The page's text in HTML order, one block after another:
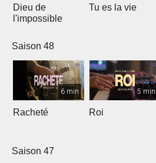
Dieu de
l'impossible
Tu es la vie
Saison 48
6 min
Racheté
5 min
Roi
Saison 47